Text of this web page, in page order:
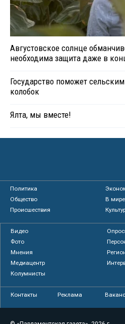
Августовское солнце
необходима защита даже в
Государство поможет
колобок
Ялта, мы вместе!
Политика
Общество
В мире
Происшествия
Видео
Фото
Мнения
Медиацентр
Колумнисты
Контакты Реклама